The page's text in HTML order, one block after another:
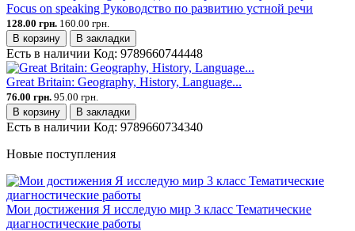
Focus on speaking Руководство по развитию устной речи
128.00 грн. 160.00 грн.
В корзину
В закладки
Есть в наличии Код: 9789660744448
Great Britain: Geography, History, Language...
76.00 грн. 95.00 грн.
В корзину
В закладки
Есть в наличии Код: 9789660734340
Новые поступления
Мои достижения Я исследую мир 3 класс Тематические
диагностические работы